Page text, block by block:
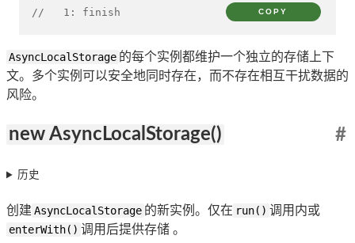
//   1: finish
COPY
AsyncLocalStorage 的每个实例都维护一个独立的存储上下
文。多个实例可以安全地同时存在，而不存在相互干扰数据的
风险。
new AsyncLocalStorage() #
历史
创建AsyncLocalStorage 的新实例。仅在 run() 调用内或
enterWith() 调用后提供存储 。